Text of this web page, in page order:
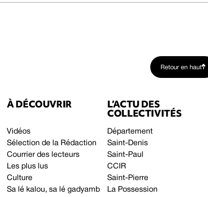
Retour en haut
À DÉCOUVRIR
Vidéos
Sélection de la Rédaction
Courrier des lecteurs
Les plus lus
Culture
Sa lé kalou, sa lé gadyamb
L’ACTU DES
COLLECTIVITÉS
Département
Saint-Denis
Saint-Paul
CCIR
Saint-Pierre
La Possession